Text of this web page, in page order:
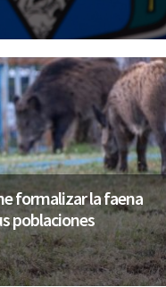
formalizar la faena
poblaciones